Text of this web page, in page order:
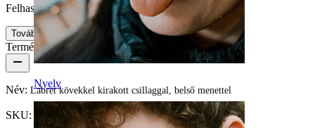
Nyelv
Felhasználóbarát
Tovább
Termék részletei
Név: Labret kövekkel kirakott csillaggal, belső menettel
SKU: Labret-113